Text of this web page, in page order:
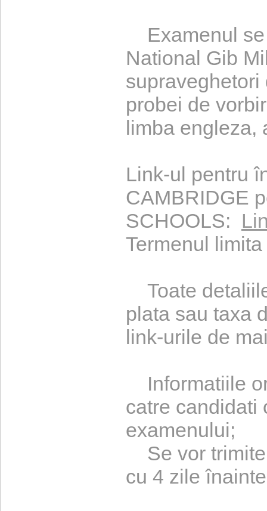
Examenul se
National Gib
probei de
limba engleza,
Link-ul pentru
CAMBRIDGE
SCHOOLS:
Termenul
Toate
plata sau taxa
link-urile de
Informatiile
catre candidati
examenului;
Se vor trimite
cu 4 zile